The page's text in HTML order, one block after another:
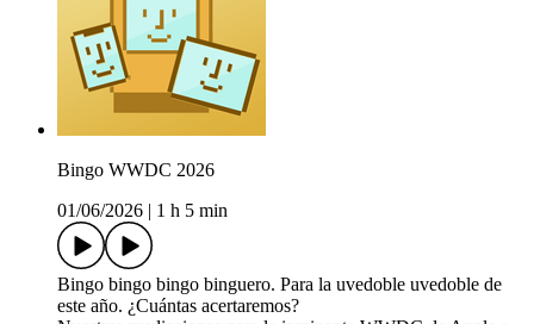
Bingo WWDC 2026
01/06/2026
1 h 5 min
Bingo bingo bingo binguero. Para la uvedoble uvedoble de
este año. ¿Cuántas acertaremos?